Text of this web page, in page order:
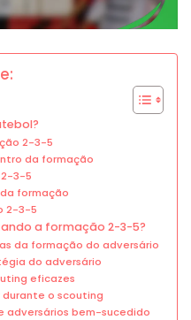
2-3-5
da formação
3-5
formação
2-3-5
a formação 2-3-5?
da formação do adversário
do adversário
eficazes
o scouting
adversários bem-sucedido